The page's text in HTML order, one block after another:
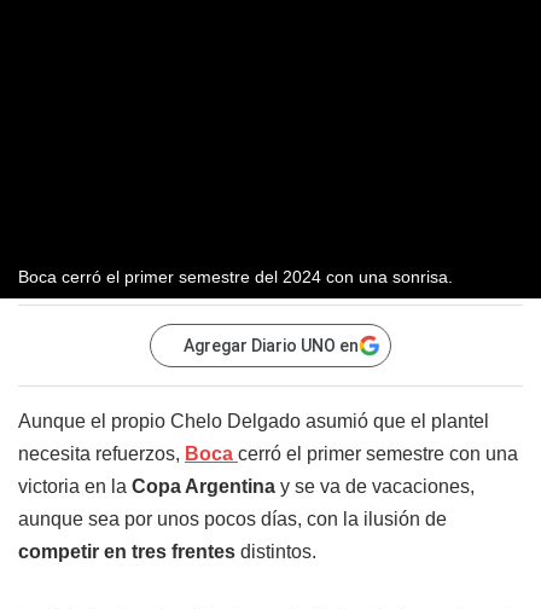
Boca cerró el primer semestre del 2024 con una sonrisa.
Agregar Diario UNO en
Aunque el propio Chelo Delgado asumió que el plantel
necesita refuerzos, Boca cerró el primer semestre con una
victoria en la Copa Argentina y se va de vacaciones,
aunque sea por unos pocos días, con la ilusión de
competir en tres frentes distintos.